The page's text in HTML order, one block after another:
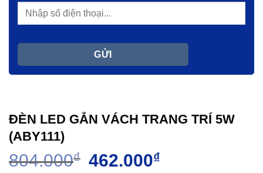
ĐÈN LED GẮN VÁCH TRANG TRÍ 5W
(ABY111)
804.000₫ Giá
462.000₫